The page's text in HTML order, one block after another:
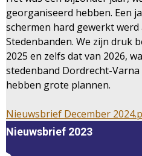
georganiseerd hebben. Een
schermen hard gewerkt
Stedenbanden. We zijn druk
2025 en zelfs dat van 2026,
stedenband Dordrecht-Varna
hebben grote plannen.
Nieuwsbrief December
Nieuwsbrief 2023